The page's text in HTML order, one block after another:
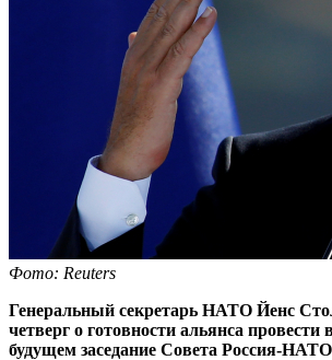
Фото: Reuters
Генеральный секретарь НАТО Йенс
четверг о готовности альянса
будущем заседание Совета Россия-